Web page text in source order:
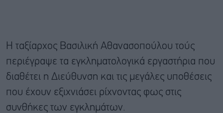
Η ταξίαρχος Βασιλική Αθανασοπούλου τούς
περιέγραψε τα εγκληματολογικά εργαστήρια που
διαθέτει η Διεύθυνση και τις μεγάλες υποθέσεις
που έχουν εξιχνιάσει ρίχνοντας φως στις
συνθήκες των εγκλημάτων.